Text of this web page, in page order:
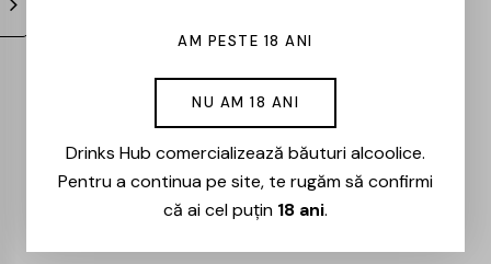
AM PESTE 18 ANI
NU AM 18 ANI
Drinks Hub comercializează băuturi alcoolice.
Pentru a continua pe site, te rugăm să confirmi
că ai cel puțin 18 ani.